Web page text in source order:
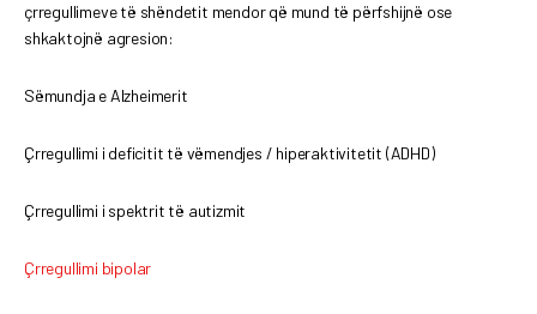
çrregullimeve të shëndetit mendor që mund të përfshijnë ose
shkaktojnë agresion:
Sëmundja e Alzheimerit
Çrregullimi i deficitit të vëmendjes / hiperaktivitetit (ADHD)
Çrregullimi i spektrit të autizmit
Çrregullimi bipolar